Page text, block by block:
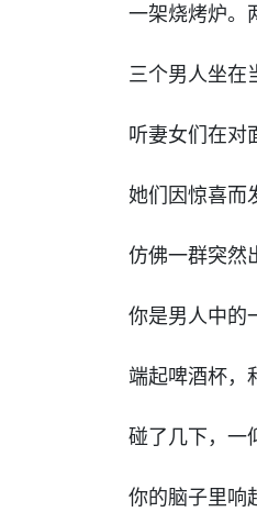
一架烧烤炉。
三个男人坐在
听妻女们在对
她们因惊喜而
仿佛一群突然
你是男人中的
端起啤酒杯，
碰了几下，一
你的脑子里响